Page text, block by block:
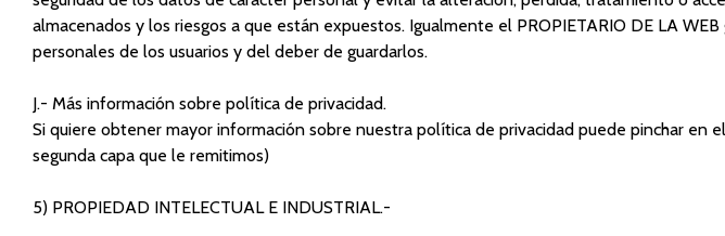
almacenados y los riesgos a que están expuestos. Igualmente el PROPIETARIO DE LA
personales de los usuarios y del deber de guardarlos.
J.- Más información sobre política de privacidad.
Si quiere obtener mayor información sobre nuestra política de privacidad puede pinchar
segunda capa que le remitimos)
5) PROPIEDAD INTELECTUAL E INDUSTRIAL.-